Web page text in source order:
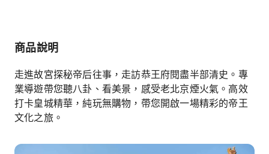
商品說明
走進故宮探秘帝后往事，走訪恭王府閱盡半部清史。專
業導遊帶您聽八卦、看美景，感受老北京煙火氣。高效
打卡皇城精華，純玩無購物，帶您開啟一場精彩的帝王
文化之旅。